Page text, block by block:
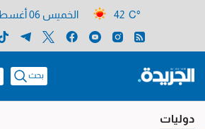
42 C° الخميس 06 أغسطس 2026
بحث
دوليات